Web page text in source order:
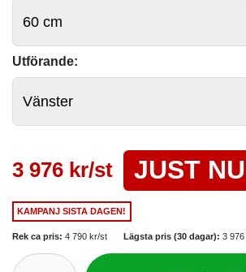
Utförande:
3 976 kr/st JUST
KAMPANJSISTA DAGEN!
Rek ca pris: 4 790 kr/st Lägsta pris (30 dagar): 3